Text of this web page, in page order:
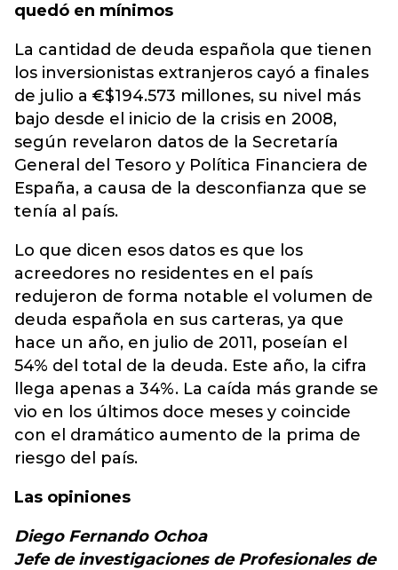
quedó en mínimos
La cantidad de deuda española que tienen
los inversionistas extranjeros cayó a finales
de julio a €$194.573 millones, su nivel más
bajo desde el inicio de la crisis en 2008,
según revelaron datos de la Secretaría
General del Tesoro y Política Financiera de
España, a causa de la desconfianza que se
tenía al país.
Lo que dicen esos datos es que los
acreedores no residentes en el país
redujeron de forma notable el volumen de
deuda española en sus carteras, ya que
hace un año, en julio de 2011, poseían el
54% del total de la deuda. Este año, la cifra
llega apenas a 34%. La caída más grande se
vio en los últimos doce meses y coincide
con el dramático aumento de la prima de
riesgo del país.
Las opiniones
Diego Fernando Ochoa
Jefe de investigaciones de Profesionales de